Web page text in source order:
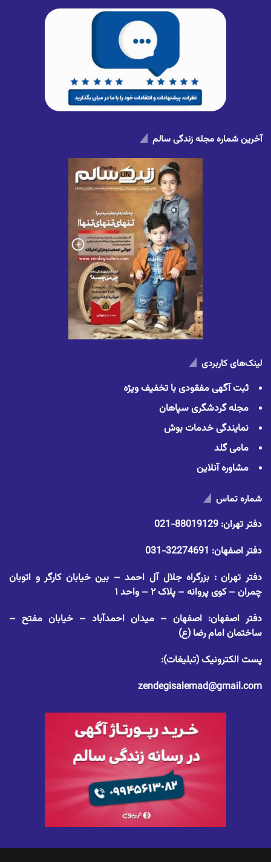
آخرین شماره مجله زندگی سالم
لینک‌های کاربردی
ثبت آگهی مفقودی با تخفیف ویژه
مجله گردشگری سپاهان
نمایندگی خدمات بوش
مامی گلد
مشاوره آنلاین
شماره تماس
دفتر تهران: 88019129-021
دفتر اصفهان: 32274691-031
دفتر تهران : بزرگراه جلال آل احمد – بین خیابان کارگر و اتوبان
چمران – کوی پروانه – پلاک ۲ – واحد ۱
دفتر اصفهان: اصفهان – میدان احمدآباد – خیابان مفتح –
ساختمان امام رضا (ع)
پست الکترونیک (تبلیغات):
zendegisalemad@gmail.com